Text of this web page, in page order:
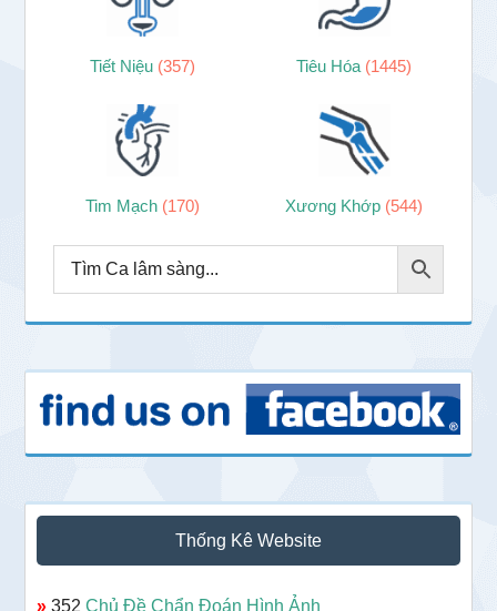
Tiết Niệu (357) Tiêu Hóa (1445)
Tim Mạch (170) Xương Khớp (544)
Thống Kê Website
» 352Chủ Đề Chẩn Đoán Hình Ảnh